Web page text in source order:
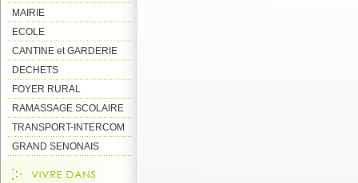
MAIRIE
ECOLE
CANTINE et GARDERIE
DECHETS
FOYER RURAL
RAMASSAGE SCOLAIRE
TRANSPORT-INTERCOM
GRAND SENONAIS